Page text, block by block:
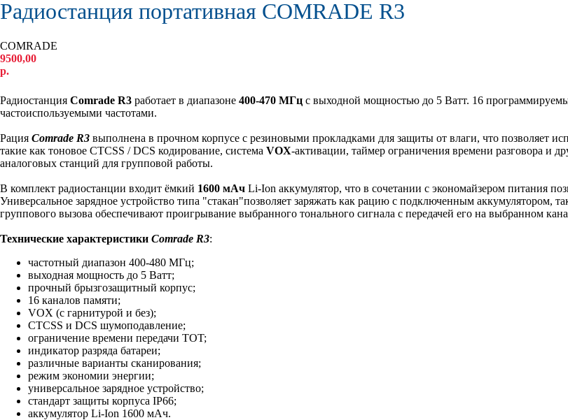
Радиостанция портативная COMRADE R3
COMRADE
9500,00
р.
Радиостанция Comrade R3 работает в диапазоне 400-470 МГц с выходной мощностью до 5 Ватт. 16
частоиспользуемыми частотами.
Рация Comrade R3 выполнена в прочном корпусе с резиновыми прокладками для защиты от влаги, что позволяет
такие как тоновое CTCSS / DCS кодирование, система VOX-активации, таймер ограничения времени разговора и
аналоговых станций для групповой работы.
В комплект радиостанции входит ёмкий 1600 мАч Li-Ion аккумулятор, что в сочетании с экономайзером питания
Универсальное зарядное устройство типа "стакан"позволяет заряжать как рацию с подключенным аккумулятором,
группового вызова обеспечивают проигрывание выбранного тонального сигнала с передачей его на выбранном
Технические характеристики Comrade R3:
частотный диапазон 400-480 МГц;
выходная мощность до 5 Ватт;
прочный брызгозащитный корпус;
16 каналов памяти;
VOX (с гарнитурой и без);
CTCSS и DCS шумоподавление;
ограничение времени передачи TOT;
индикатор разряда батареи;
различные варианты сканирования;
режим экономии энергии;
универсальное зарядное устройство;
стандарт защиты корпуса IP66;
аккумулятор Li-Ion 1600 мАч.